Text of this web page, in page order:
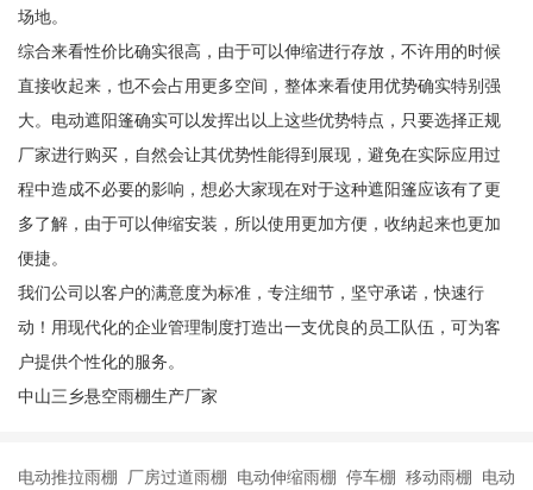
场地。
综合来看性价比确实很高，由于可以伸缩进行存放，不许用的时候
直接收起来，也不会占用更多空间，整体来看使用优势确实特别强
大。电动遮阳篷确实可以发挥出以上这些优势特点，只要选择正规
厂家进行购买，自然会让其优势性能得到展现，避免在实际应用过
程中造成不必要的影响，想必大家现在对于这种遮阳篷应该有了更
多了解，由于可以伸缩安装，所以使用更加方便，收纳起来也更加
便捷。
我们公司以客户的满意度为标准，专注细节，坚守承诺，快速行
动！用现代化的企业管理制度打造出一支优良的员工队伍，可为客
户提供个性化的服务。
中山三乡悬空雨棚生产厂家
电动推拉雨棚 厂房过道雨棚 电动伸缩雨棚 停车棚 移动雨棚 电动